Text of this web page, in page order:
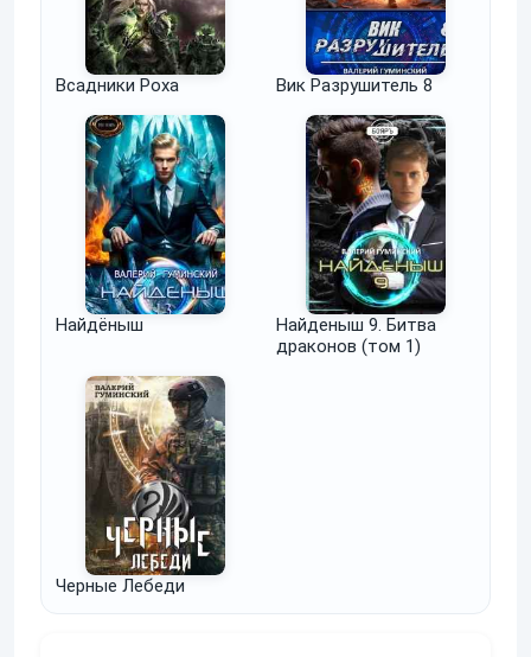
Всадники Роха Вик Разрушитель 8
Найдёныш
Найденыш 9. Битва
драконов (том 1)
Черные Лебеди